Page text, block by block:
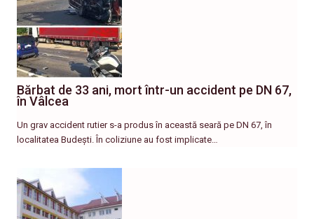
Bărbat de 33 ani, mort într-un accident pe DN 67,
în Vâlcea
Un grav accident rutier s-a produs în această seară pe DN 67, în
localitatea Budești. În coliziune au fost implicate…